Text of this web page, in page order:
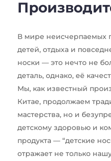
В мире неисчерпаемых
детей, отдыха и
носки — это нечто не
деталь, однако, её
Мы, как известный
Китае, продолжаем
мастерства, но и
детскому здоровью и
продукта — “детские
отражает не только